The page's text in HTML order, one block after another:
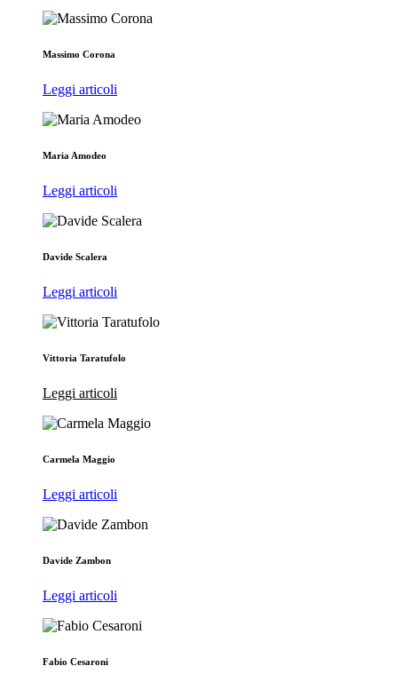
Massimo Corona
Leggi articoli
Maria Amodeo
Leggi articoli
Davide Scalera
Leggi articoli
Vittoria Taratufolo
Leggi articoli
Carmela Maggio
Leggi articoli
Davide Zambon
Leggi articoli
Fabio Cesaroni